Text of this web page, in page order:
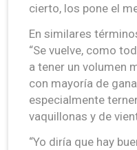
cierto, los pone el
En similares
“Se vuelve, como
a tener un volumen
con mayoría de
especialmente
vaquillonas y de
“Yo diría que hay